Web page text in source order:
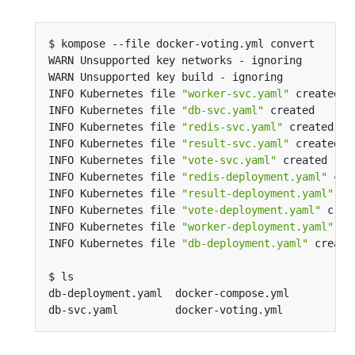
INFO Kubernetes file
"worker-svc.yaml"
INFO Kubernetes file
"db-svc.yaml"
INFO Kubernetes file
"redis-svc.yaml"
INFO Kubernetes file
"result-svc.yaml"
INFO Kubernetes file
"vote-svc.yaml"
INFO Kubernetes file
"redis-deployment.yaml"
INFO Kubernetes file
"result-deployment.yaml"
INFO Kubernetes file
"vote-deployment.yaml"
INFO Kubernetes file
"worker-deployment.yaml"
INFO Kubernetes file
"db-deployment.yaml"